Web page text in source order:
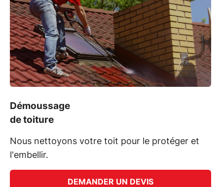
Démoussage
de toiture
Nous nettoyons votre toit pour le protéger et
l'embellir.
DEMANDER UN DEVIS